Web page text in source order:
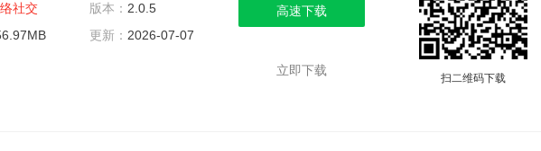
社交 版本： 2.0.5
更新： 2026-07-07
高速下载
立即下载
扫二维码下载